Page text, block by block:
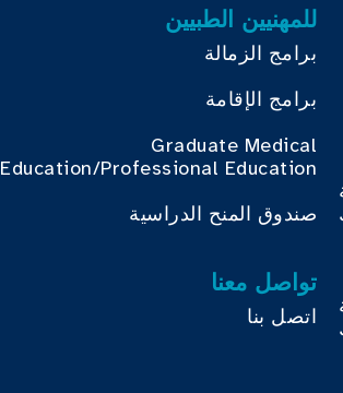
للمهنيين الطبيين
برامج الزمالة
برامج الإقامة
Graduate Medical
Education/Professional Education
صندوق المنح الدراسية
تواصل معنا
اتصل بنا